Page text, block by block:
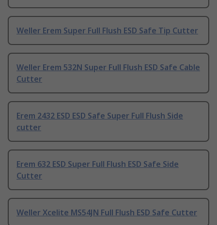
Weller Erem Super Full Flush ESD Safe Tip Cutter
Weller Erem 532N Super Full Flush ESD Safe Cable
Cutter
Erem 2432 ESD ESD Safe Super Full Flush Side
cutter
Erem 632 ESD Super Full Flush ESD Safe Side
Cutter
Weller Xcelite MS54JN Full Flush ESD Safe Cutter